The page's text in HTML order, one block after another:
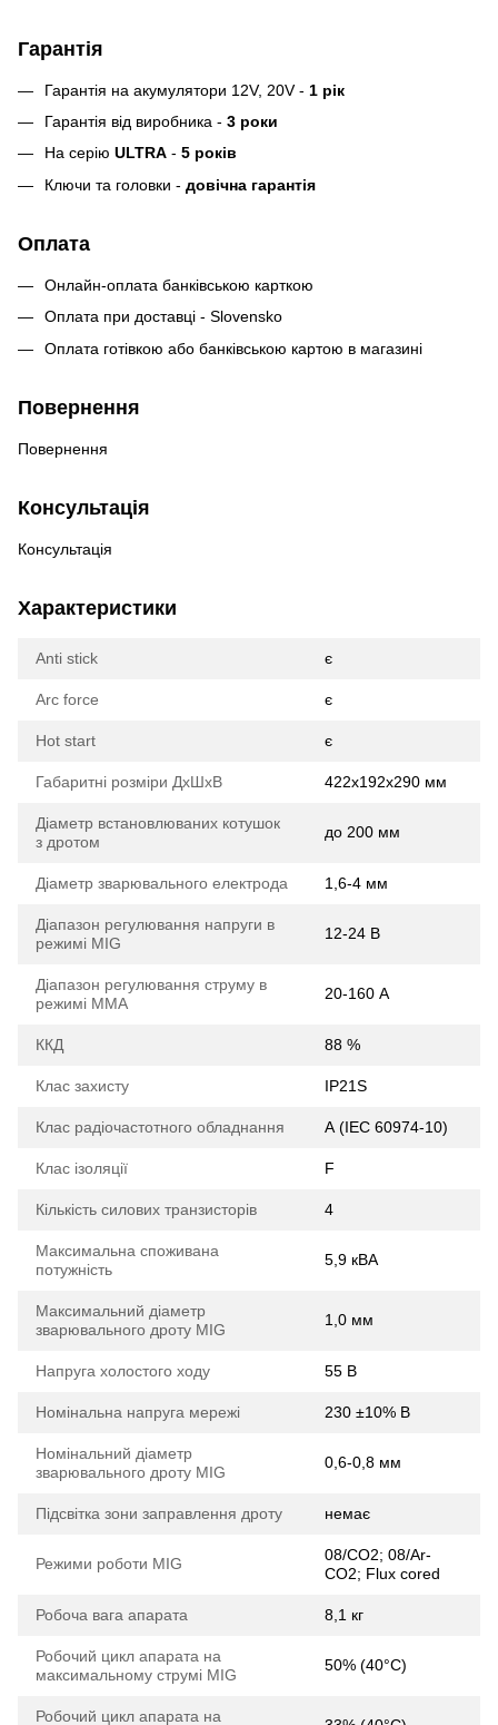
Гарантія
Гарантія на акумулятори 12V, 20V - 1 рік
Гарантія від виробника - 3 роки
На серію ULTRA - 5 років
Ключи та головки - довічна гарантія
Оплата
Онлайн-оплата банківською карткою
Оплата при доставці - Slovensko
Оплата готівкою або банківською картою в магазині
Повернення
Повернення
Консультація
Консультація
Характеристики
Anti stick є
Arc force є
Hot start є
Габаритні розміри ДхШхВ 422х192х290 мм
Діаметр встановлюваних котушок
з дротом
до 200 мм
Діаметр зварювального електрода 1,6-4 мм
Діапазон регулювання напруги в
режимі MIG
12-24 В
Діапазон регулювання струму в
режимі ММА
20-160 А
ККД 88 %
Клас захисту IP21S
Клас радіочастотного обладнання А (IEC 60974-10)
Клас ізоляції F
Кількість силових транзисторів 4
Максимальна споживана
потужність
5,9 кВА
Максимальний діаметр
зварювального дроту MIG
1,0 мм
Напруга холостого ходу 55 В
Номінальна напруга мережі 230 ±10% В
Номінальний діаметр
зварювального дроту MIG
0,6-0,8 мм
Підсвітка зони заправлення дроту немає
Режими роботи MIG
08/СО2; 08/Ar-
СО2; Flux cored
Робоча вага апарата 8,1 кг
Робочий цикл апарата на
максимальному струмі MIG
50% (40°С)
Робочий цикл апарата на